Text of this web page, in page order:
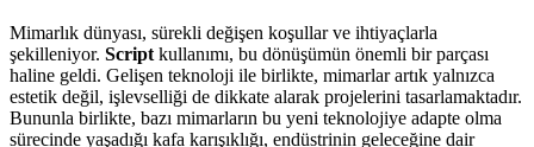
Mimarlık dünyası, sürekli değişen koşullar ve ihtiyaçlarla
şekilleniyor. Script kullanımı, bu dönüşümün önemli bir parçası
haline geldi. Gelişen teknoloji ile birlikte, mimarlar artık yalnızca
estetik değil, işlevselliği de dikkate alarak projelerini tasarlamaktadır.
Bununla birlikte, bazı mimarların bu yeni teknolojiye adapte olma
sürecinde yaşadığı kafa karışıklığı, endüstrinin geleceğine dair